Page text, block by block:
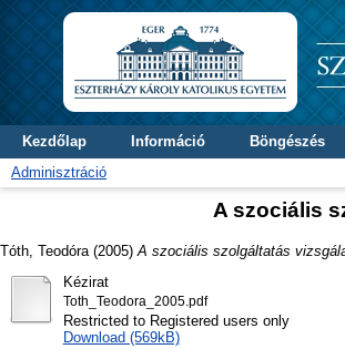
Kezdőlap Információ
Böngészés
Adminisztráció
A szociális
Tóth, Teodóra (2005) A szociális szolgáltatás
Kézirat
Toth_Teodora_2005.pdf
Restricted to Registered users only
Download (569kB)